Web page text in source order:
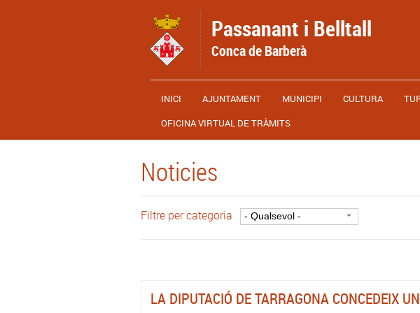
Passanant i Belltall
Conca de Barberà
INICI AJUNTAMENT MUNICIPI CULTURA
OFICINA VIRTUAL DE TRÀMITS
Noticies
Filtre per categoria
LA DIPUTACIÓ DE TARRAGONA CONCEDEIX